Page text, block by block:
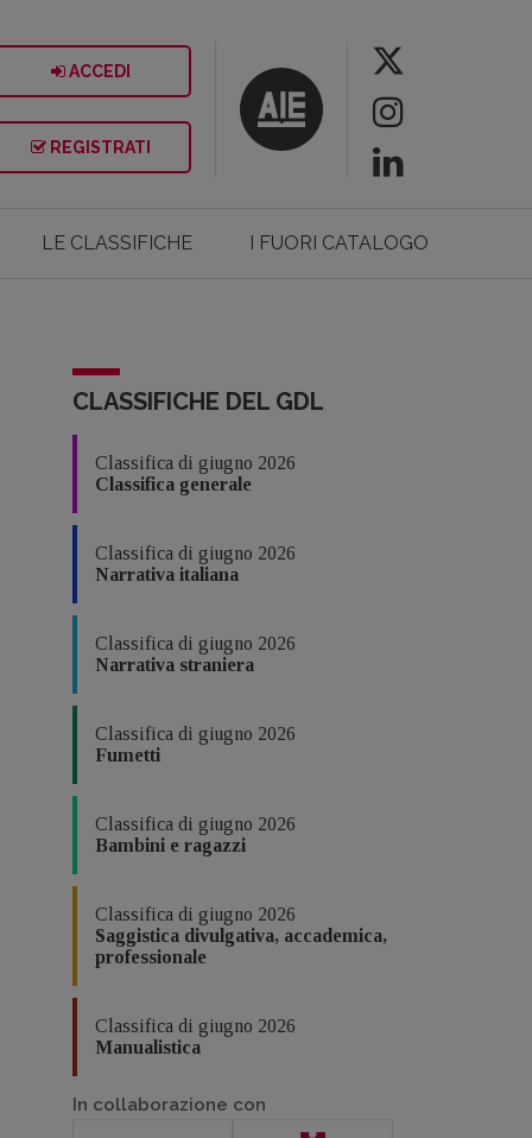
ACCEDI
REGISTRATI
LE CLASSIFICHE I FUORI CATALOGO
CLASSIFICHE DEL GDL
Classifica di giugno 2026
Classifica generale
Classifica di giugno 2026
Narrativa italiana
Classifica di giugno 2026
Narrativa straniera
Classifica di giugno 2026
Fumetti
Classifica di giugno 2026
Bambini e ragazzi
Classifica di giugno 2026
Saggistica divulgativa, accademica,
professionale
Classifica di giugno 2026
Manualistica
In collaborazione con